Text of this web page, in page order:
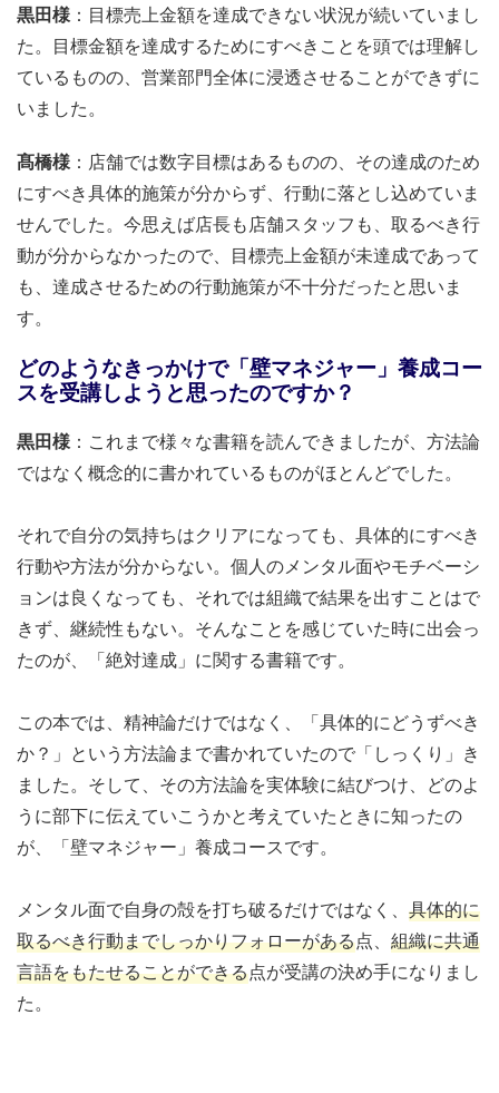
黒田様：目標売上金額を達成できない状況が続いていまし
た。目標金額を達成するためにすべきことを頭では理解し
ているものの、営業部門全体に浸透させることができずに
いました。
髙橋様：店舗では数字目標はあるものの、その達成のため
にすべき具体的施策が分からず、行動に落とし込めていま
せんでした。今思えば店長も店舗スタッフも、取るべき行
動が分からなかったので、目標売上金額が未達成であって
も、達成させるための行動施策が不十分だったと思いま
す。
どのようなきっかけで「壁マネジャー」養成コー
スを受講しようと思ったのですか？
黒田様：これまで様々な書籍を読んできましたが、方法論
ではなく概念的に書かれているものがほとんどでした。
それで自分の気持ちはクリアになっても、具体的にすべき
行動や方法が分からない。個人のメンタル面やモチベーシ
ョンは良くなっても、それでは組織で結果を出すことはで
きず、継続性もない。そんなことを感じていた時に出会っ
たのが、「絶対達成」に関する書籍です。
この本では、精神論だけではなく、「具体的にどうずべき
か？」という方法論まで書かれていたので「しっくり」き
ました。そして、その方法論を実体験に結びつけ、どのよ
うに部下に伝えていこうかと考えていたときに知ったの
が、「壁マネジャー」養成コースです。
メンタル面で自身の殻を打ち破るだけではなく、 具体的に
取るべき行動までしっかりフォローがある点、 組織に共通
言語をもたせることができる点が受講の決め手になりまし
た。